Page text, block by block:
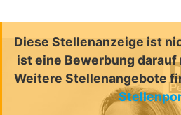
Diese Stellenanzeige ist
ist eine Bewerbung
Weitere Stellenangebote